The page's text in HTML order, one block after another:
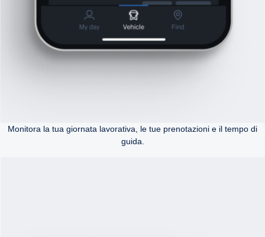
Monitora la tua giornata lavorativa, le tue prenotazioni e il tempo di
guida.